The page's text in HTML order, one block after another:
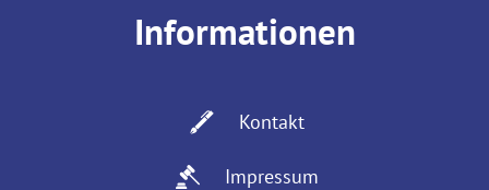
Informationen
Kontakt
Impressum